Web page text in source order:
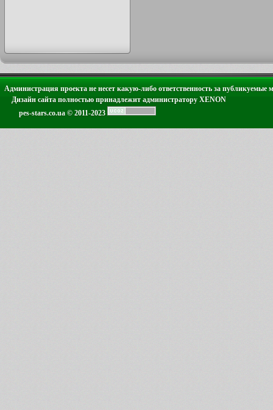
Администрация проекта не несет какую-либо ответственность за публикуемые
Дизайн сайта полностью принадлежит администратору XENON
pes-stars.co.ua © 2011-2023